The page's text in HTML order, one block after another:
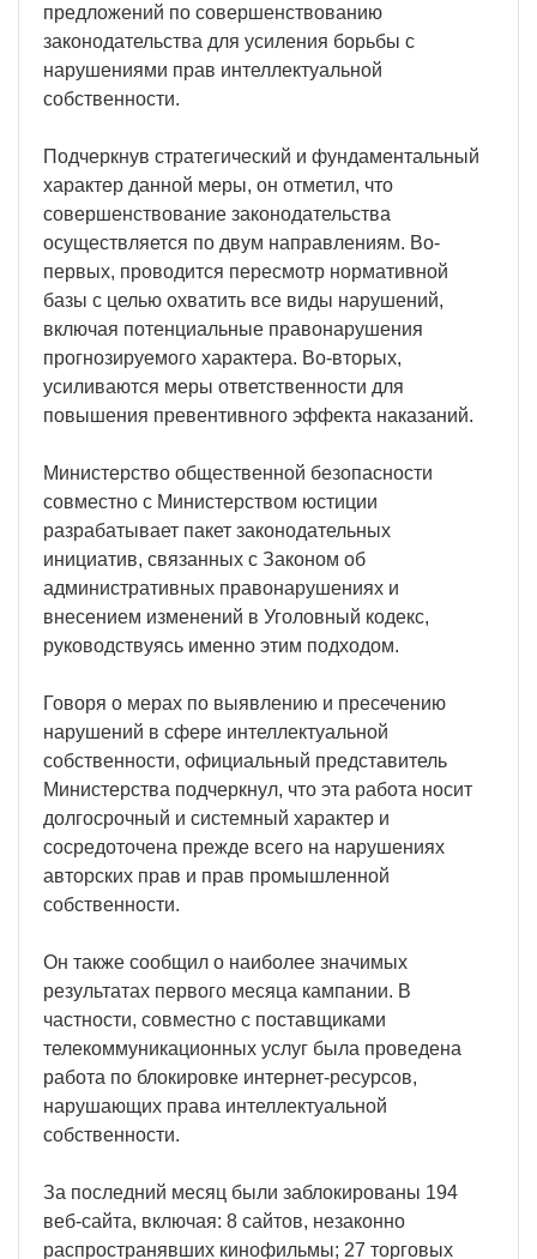
предложений по совершенствованию
законодательства для усиления борьбы с
нарушениями прав интеллектуальной
собственности.
Подчеркнув стратегический и фундаментальный
характер данной меры, он отметил, что
совершенствование законодательства
осуществляется по двум направлениям. Во-
первых, проводится пересмотр нормативной
базы с целью охватить все виды нарушений,
включая потенциальные правонарушения
прогнозируемого характера. Во-вторых,
усиливаются меры ответственности для
повышения превентивного эффекта наказаний.
Министерство общественной безопасности
совместно с Министерством юстиции
разрабатывает пакет законодательных
инициатив, связанных с Законом об
административных правонарушениях и
внесением изменений в Уголовный кодекс,
руководствуясь именно этим подходом.
Говоря о мерах по выявлению и пресечению
нарушений в сфере интеллектуальной
собственности, официальный представитель
Министерства подчеркнул, что эта работа носит
долгосрочный и системный характер и
сосредоточена прежде всего на нарушениях
авторских прав и прав промышленной
собственности.
Он также сообщил о наиболее значимых
результатах первого месяца кампании. В
частности, совместно с поставщиками
телекоммуникационных услуг была проведена
работа по блокировке интернет-ресурсов,
нарушающих права интеллектуальной
собственности.
За последний месяц были заблокированы 194
веб-сайта, включая: 8 сайтов, незаконно
распространявших кинофильмы; 27 торговых